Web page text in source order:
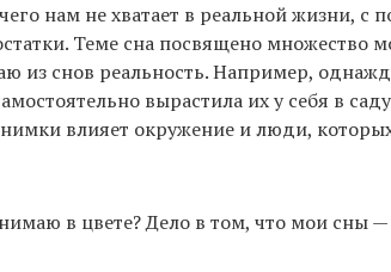
нам не хватает в реальной жизни,
Теме сна посвящено множество
из снов реальность. Например,
вырастила их у себя в
влияет окружение и люди,
в цвете? Дело в том, что мои сны